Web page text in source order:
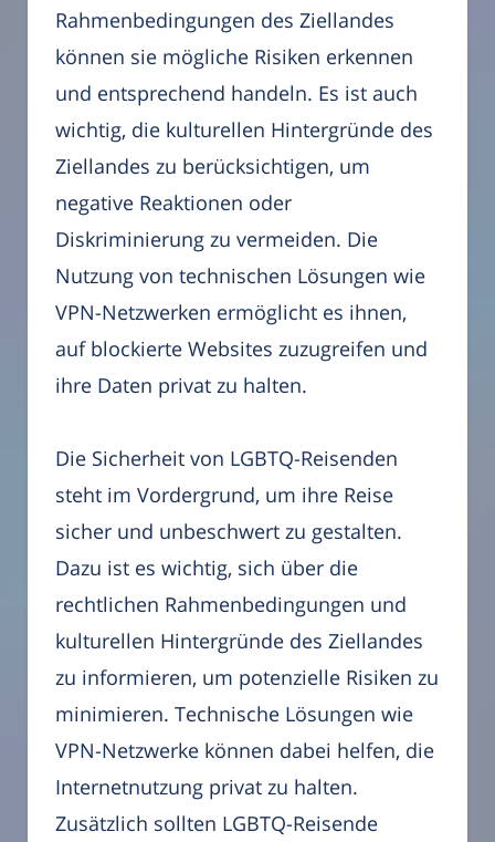
Rahmenbedingungen des Ziellandes
können sie mögliche Risiken erkennen
und entsprechend handeln. Es ist auch
wichtig, die kulturellen Hintergründe des
Ziellandes zu berücksichtigen, um
negative Reaktionen oder
Diskriminierung zu vermeiden. Die
Nutzung von technischen Lösungen wie
VPN-Netzwerken ermöglicht es ihnen,
auf blockierte Websites zuzugreifen und
ihre Daten privat zu halten.
Die Sicherheit von LGBTQ-Reisenden
steht im Vordergrund, um ihre Reise
sicher und unbeschwert zu gestalten.
Dazu ist es wichtig, sich über die
rechtlichen Rahmenbedingungen und
kulturellen Hintergründe des Ziellandes
zu informieren, um potenzielle Risiken zu
minimieren. Technische Lösungen wie
VPN-Netzwerke können dabei helfen, die
Internetnutzung privat zu halten.
Zusätzlich sollten LGBTQ-Reisende